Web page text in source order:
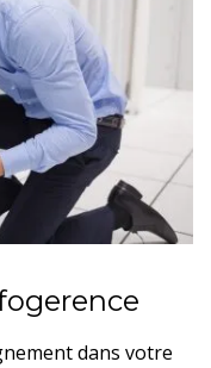
la taille
travail
HP pour
au sein
dans votre